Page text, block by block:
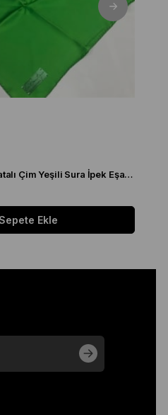
La Boutique Az Hatalı Çim Yeşili Sura İpek Eşarp 23287
Ekle